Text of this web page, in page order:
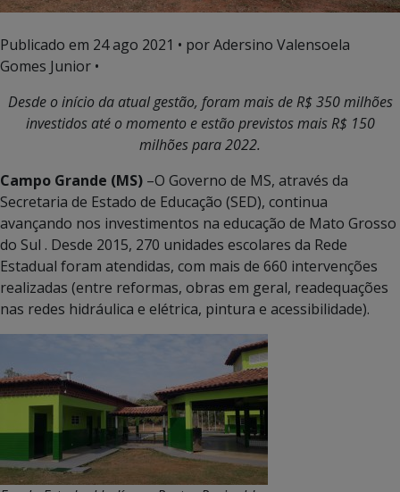
Publicado em 24 ago 2021 • por Adersino Valensoela
Gomes Junior •
Desde o início da atual gestão, foram mais de R$ 350 milhões
investidos até o momento e estão previstos mais R$ 150
milhões para 2022.
Campo Grande (MS) –O Governo de MS, através da
Secretaria de Estado de Educação (SED), continua
avançando nos investimentos na educação de Mato Grosso
do Sul . Desde 2015, 270 unidades escolares da Rede
Estadual foram atendidas, com mais de 660 intervenções
realizadas (entre reformas, obras em geral, readequações
nas redes hidráulica e elétrica, pintura e acessibilidade).